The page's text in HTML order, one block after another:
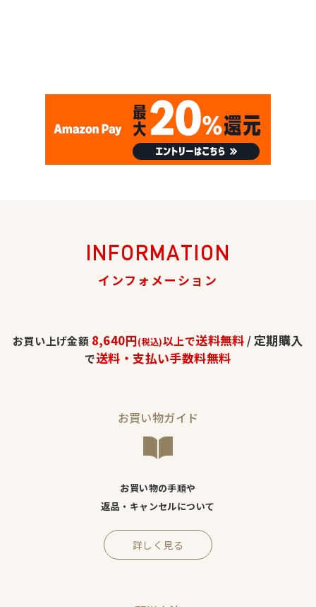
INFORMATION
インフォメーション
お買い上げ金額 8,640円(税込)以上で送料無料 /定期購入
で送料・支払い手数料無料
お買い物ガイド
お買い物の手順や
返品・キャンセルについて
詳しく見る